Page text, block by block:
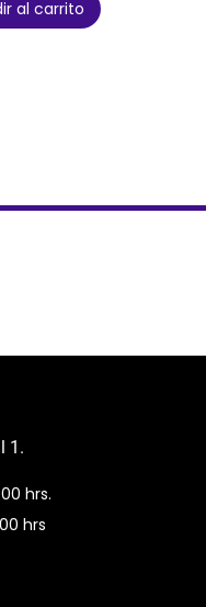
al carrito
1.
hrs.
hrs